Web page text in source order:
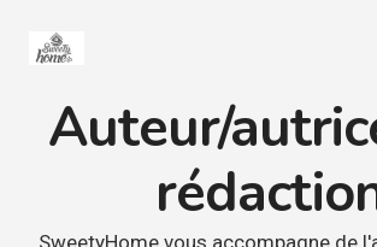
Auteur/
SweetyHome vous accompagne de